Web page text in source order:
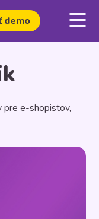
demo
pre e-shopistov,